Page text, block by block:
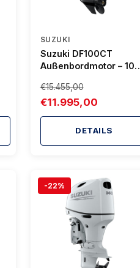
SUZUKI
Suzuki DF100CT
Außenbordmotor – 100
Power Trim & Tilt
€15.455,00
€11.995,00
DETAILS
-22%